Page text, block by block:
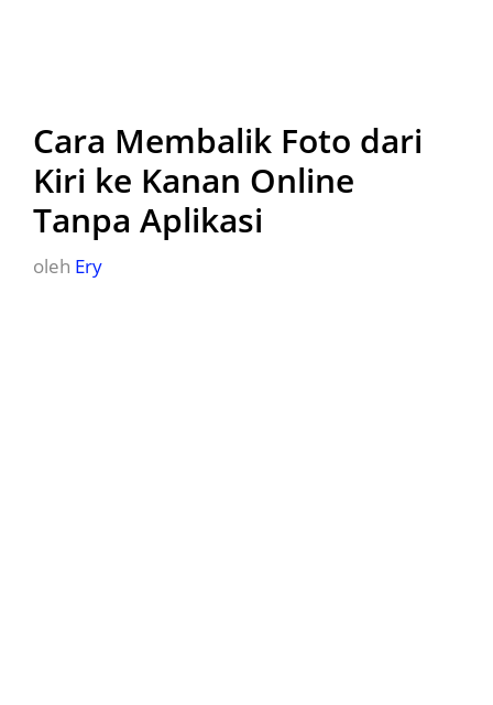
Cara Membalik Foto dari
Kiri ke Kanan Online
Tanpa Aplikasi
oleh Ery